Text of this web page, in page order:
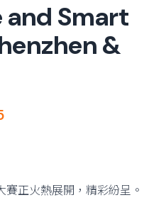
Smart
&
正火熱展開，精彩紛呈。